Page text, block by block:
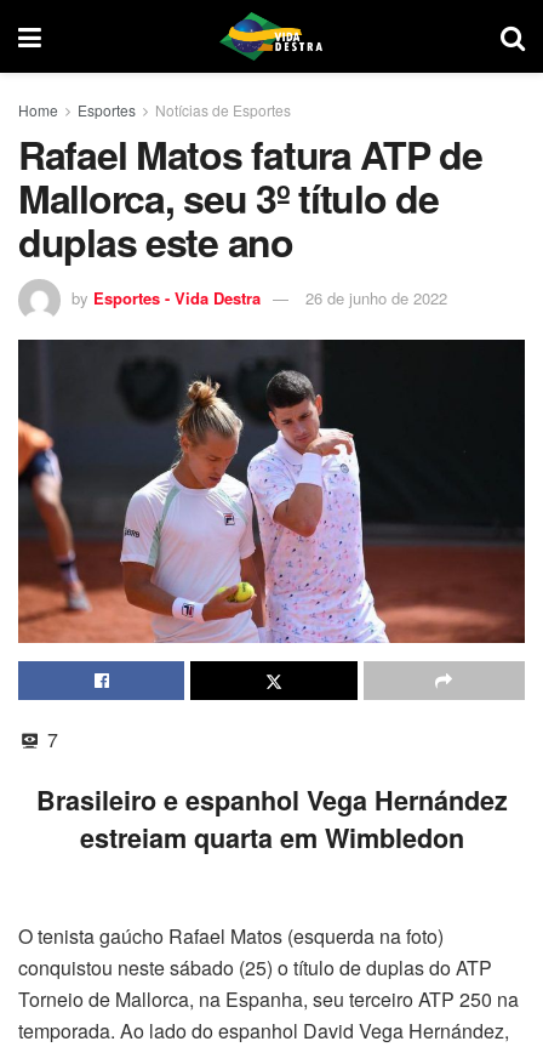
Home Esportes Notícias de Esportes
Rafael Matos fatura ATP de
Mallorca, seu 3º título de
duplas este ano
by Esportes - Vida Destra 26 de junho de 2022
7
Brasileiro e espanhol Vega Hernández
estreiam quarta em Wimbledon
O tenista gaúcho Rafael Matos (esquerda na foto)
conquistou neste sábado (25) o título de duplas do ATP
Torneio de Mallorca, na Espanha, seu terceiro ATP 250 na
temporada. Ao lado do espanhol David Vega Hernández,